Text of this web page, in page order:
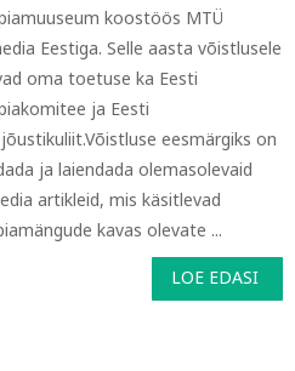
koostöös MTÜ
Eestiga. Selle aasta võistlusele
oma toetuse ka Eesti
ja Eesti
eesmärgiks on
ja laiendada olemasolevaid
artikleid, mis käsitlevad
kavas olevate ...
LOE EDASI